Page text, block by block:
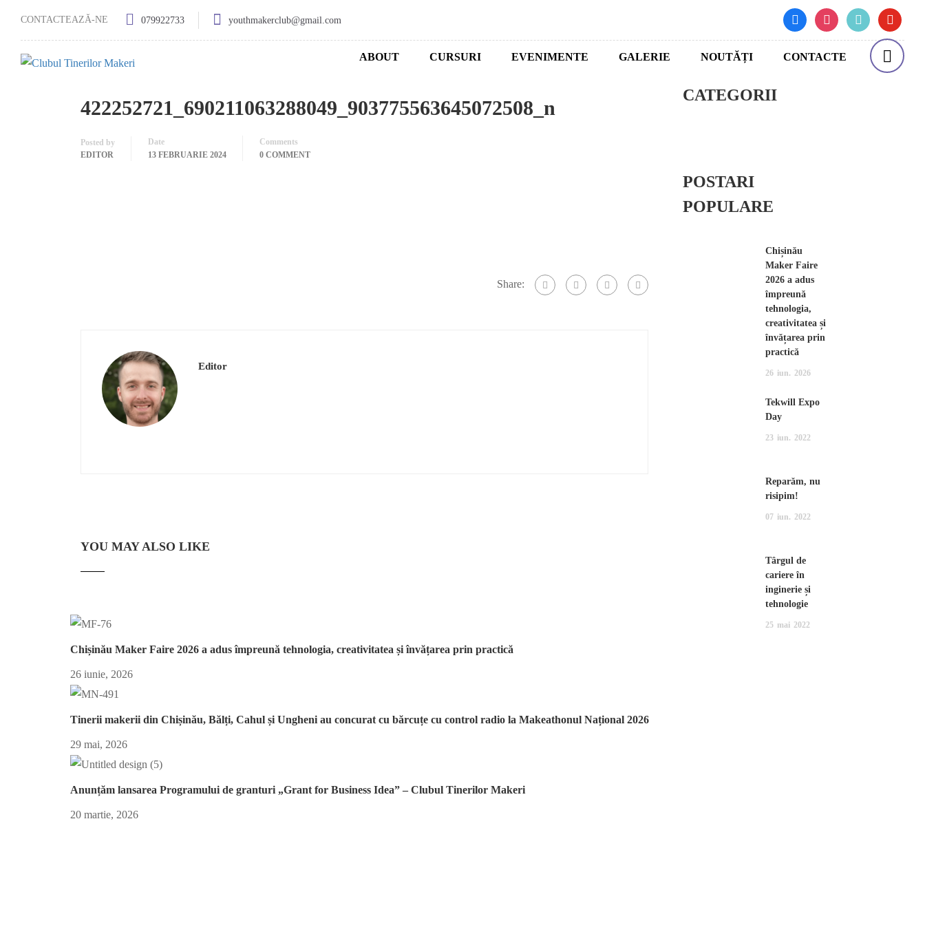
CONTACTEAZĂ-NE 079922733 youthmakerclub@gmail.com facebookinstagramtiktok youtube
ABOUT CURSURI EVENIMENTE GALERIE NOUTĂȚI CONTACTE
422252721_690211063288049_903775563645072508_n
Posted by
EDITOR
Date
13 FEBRUARIE 2024
Comments
0 COMMENT
Share:
Editor
YOU MAY ALSO LIKE
Chișinău Maker Faire 2026 a adus împreună tehnologia, creativitatea și învățarea prin practică
26 iunie, 2026
Tinerii makerii din Chișinău, Bălți, Cahul și Ungheni au concurat cu bărcuțe cu control radio la Makeathonul Național 2026
29 mai, 2026
Anunțăm lansarea Programului de granturi „Grant for Business Idea” – Clubul Tinerilor Makeri
20 martie, 2026
CATEGORII
POSTARI
POPULARE
Chișinău
Maker Faire
2026 a adus
împreună
tehnologia,
creativitatea și
învățarea prin
practică
26 iun. 2026
Tekwill Expo
Day
23 iun. 2022
Reparăm, nu
risipim!
07 iun. 2022
Târgul de
cariere în
inginerie și
tehnologie
25 mai 2022